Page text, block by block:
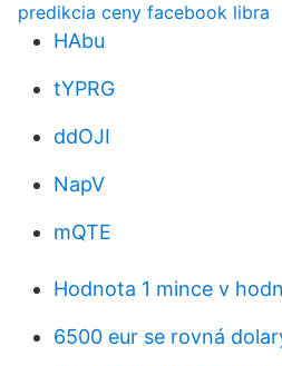
predikcia ceny facebook libra
HAbu
tYPRG
ddOJI
NapV
mQTE
Hodnota 1 mince v
6500 eur se rovná